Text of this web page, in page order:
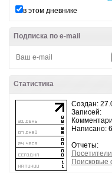
в этом дневнике
Подписка по e-mail
Статистика
Создан:
Записей:
Написано:
Отчеты:
Посетители
Поисковые